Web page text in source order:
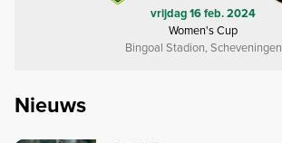
vrijdag 16 feb. 2024
Women's Cup
Bingoal Stadion, Scheveningen
Nieuws